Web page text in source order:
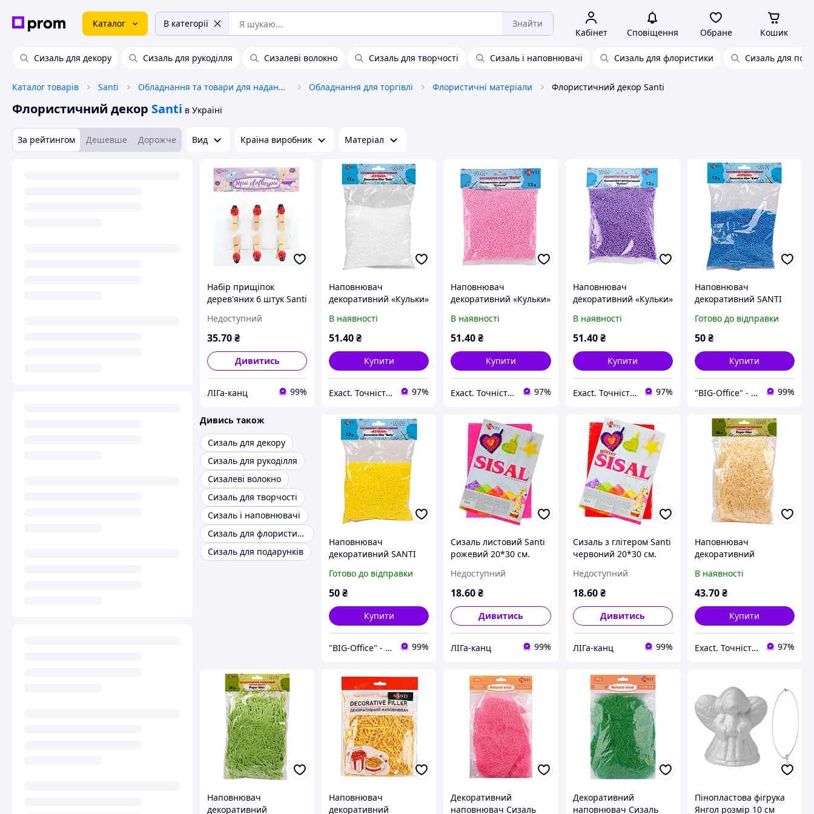
Каталог В категорії Знайти
Кабінет Сповіщення Обране Кошик
Сизаль для декору Сизаль для рукоділля Сизалеві волокно Сизаль для творчості Сизаль і наповнювачі Сизаль для флористики Сизаль для
Каталог товарів Santi Обладнання та товари для надання послуг Обладнання для торгівлі Флористичні матеріали Флористичний декор Santi
Флористичний декор Santi в Україні
За рейтингом Дешевше Дорожче Вид Країна виробник Матеріал
Набір прищіпок
дерев'яних 6 штук Santi
Недоступний
35.70₴
Дивитись
ЛІГа-канц 99%
Наповнювач
декоративний «Кульки»
В наявності
51.40₴
Купити
Exact. Точність у роботі. Свобода у творчості. 97%
Наповнювач
декоративний «Кульки»
В наявності
51.40₴
Купити
Exact. Точність у роботі. Свобода у творчості. 97%
Наповнювач
декоративний «Кульки»
В наявності
51.40 ₴
Купити
Exact. Точність у роботі. Свобода у творчості. 97%
Наповнювач
декоративний SANTI
блакитний.
Готово до відправки
50₴
Купити
"BIG-Office" - Канцтовари, рюкзаки та товари для творчості! 99%
Дивись також
Сизаль для декору
Сизаль для рукоділля
Сизалеві волокно
Сизаль для творчості
Сизаль і наповнювачі
Сизаль для флористики
Сизаль для подарунків
Наповнювач
декоративний SANTI
Готово до відправки
50₴
Купити
"BIG-Office" - Канцтовари, рюкзаки та товари для творчості! 99%
Сизаль листовий Santi
рожевий 20*30 см.
Недоступний
18.60₴
Дивитись
ЛІГа-канц 99%
Сизаль з глітером Santi
червоний 20*30 см.
Недоступний
18.60 ₴
Дивитись
ЛІГа-канц 99%
Наповнювач
декоративний
бежевий) SANTI
В наявності
43.70₴
Купити
Exact. Точність у роботі. Свобода у творчості. 97%
Наповнювач
декоративний
Наповнювач
декоративний
Декоративний
наповнювач Сизаль
Декоративний
наповнювач Сизаль
Пінопластова фігрука
Янгол розмір 10 см